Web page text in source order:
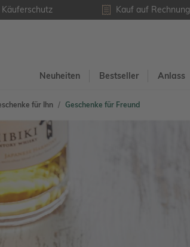
Käuferschutz Kauf auf Rechnung
Neuheiten Bestseller Anlass
für Ihn Geschenke für Freund